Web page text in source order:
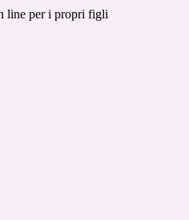
line per i propri figli